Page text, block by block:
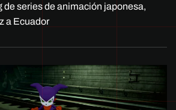
de series de animación japonesa,
a Ecuador